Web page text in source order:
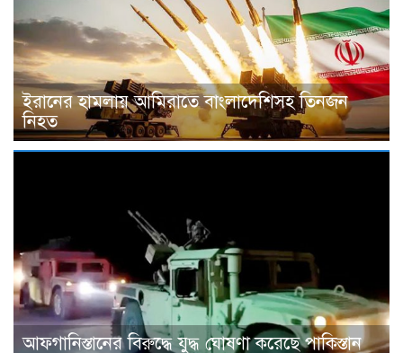
ইরানের হামলায় আমিরাতে বাংলাদেশিসহ তিনজন
নিহত
আফগানিস্তানের বিরুদ্ধে যুদ্ধ ঘোষণা করেছে পাকিস্তান